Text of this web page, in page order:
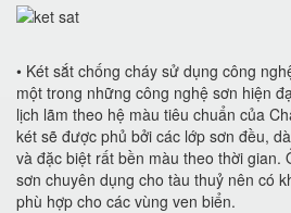
• Két sắt chống cháy sử dụng công
một trong những công nghệ sơn hiện
lịch lãm theo hệ màu tiêu chuẩn của
két sẽ được phủ bởi các lớp sơn đều,
và đặc biệt rất bền màu theo thời gian.
sơn chuyên dụng cho tàu thuỷ nên có
phù hợp cho các vùng ven biển.